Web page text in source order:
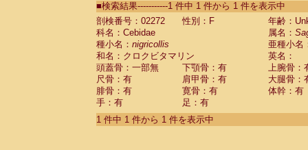
CebidaeSaguinus labiatus(0)
Cebidae Saguinus leucopus (0)
Cebidae
CebidaeSaguinus mystax
CebidaeSaguinus nigricollis (1)
Cebidae Saguinus oedipus
Cebidae Saguinus weddelli
Cebidae Saguinusspp.
Cebidae Aotus trivirgatus
Cebidae Cebus albifrons
■検索結果-----------1 件中 1 件から 1 件を表示中
剖検番号：02272
性別：F
年齢：
科名：Cebidae
属名：
種小名： nigricollis
亜種小名
和名：クロクビタマリン
英名：
頭蓋骨：一部無
下顎骨：有
上腕骨：
尺骨：有
肩甲骨：有
大腿骨：
腓骨：有
寛骨：有
体幹：有
手：有
足：有
1 件中 1 件から 1 件を表示中